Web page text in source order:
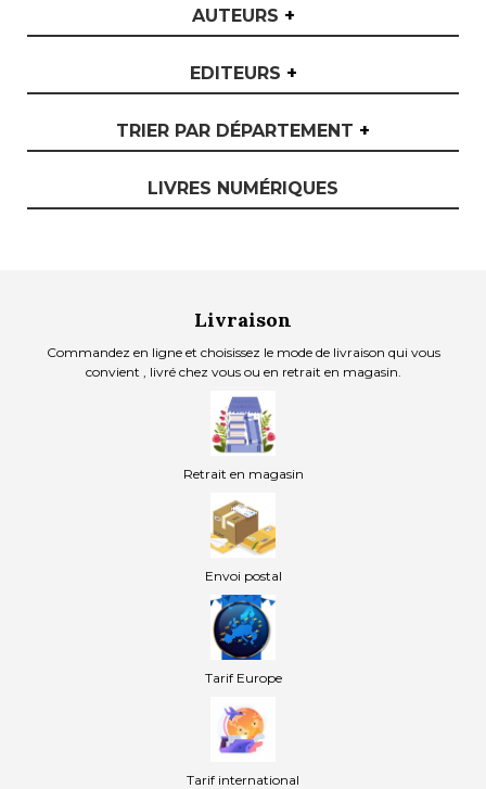
AUTEURS +
EDITEURS +
TRIER PAR DÉPARTEMENT +
LIVRES NUMÉRIQUES
Livraison
Commandez en ligne et choisissez le mode de livraison qui vous
convient , livré chez vous ou en retrait en magasin.
Retrait en magasin
Envoi postal
Tarif Europe
Tarif international